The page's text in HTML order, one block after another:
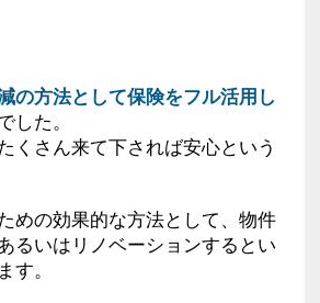
の方法として保険をフル活用し
した。
くさん来て下されば安心という
めの効果的な方法として、物件
るいはリノベーションするとい
す。